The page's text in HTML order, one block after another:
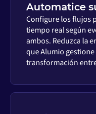
Automatice
Configure los flujos
tiempo real según
ambos. Reduzca la
que Alumio
transformación